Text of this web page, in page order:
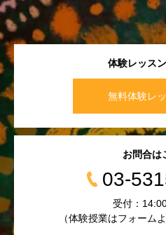
体験レッス
無料体験レ
お問合は
03-
受付：
（体験授業はフォーム